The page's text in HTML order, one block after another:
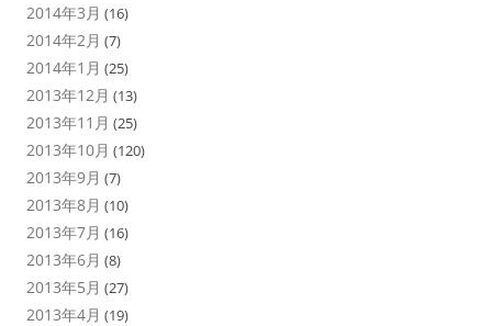
2014年3月 (16)
2014年2月 (7)
2014年1月 (25)
2013年12月 (13)
2013年11月 (25)
2013年10月 (120)
2013年9月 (7)
2013年8月 (10)
2013年7月 (16)
2013年6月 (8)
2013年5月 (27)
2013年4月 (19)